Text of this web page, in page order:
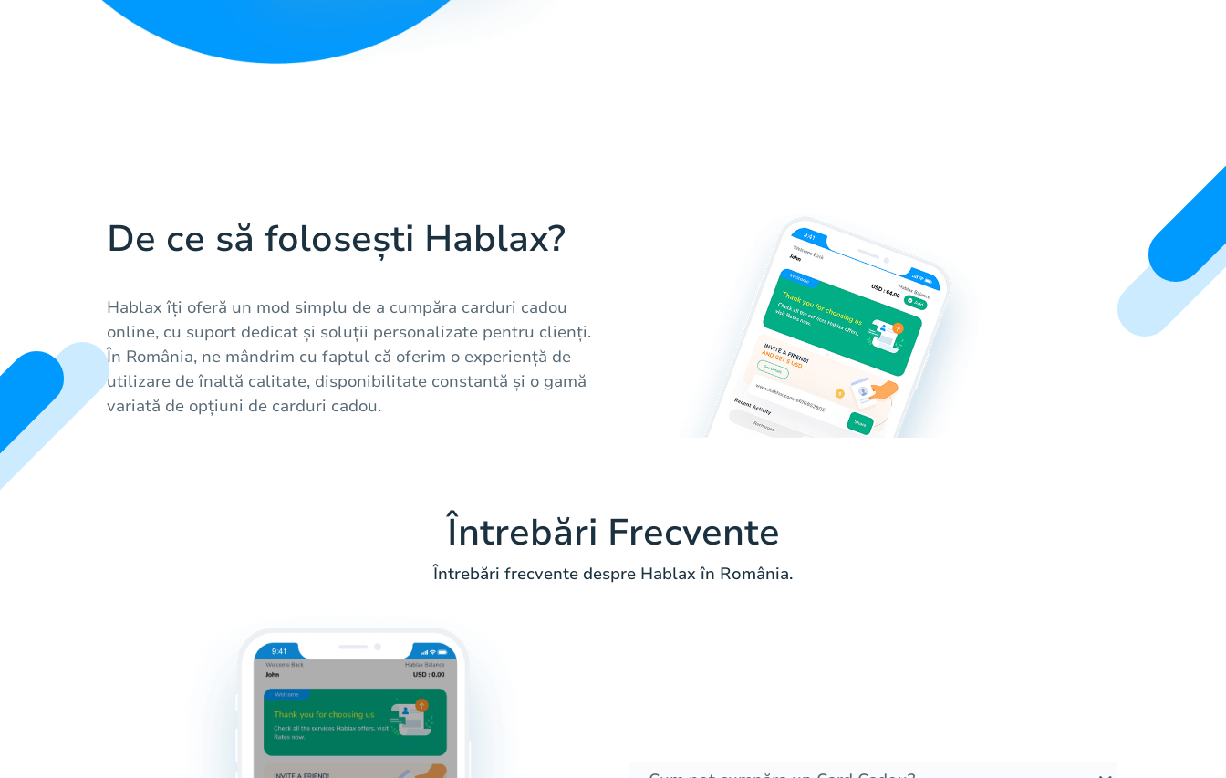
De ce să folosești Hablax?
Hablax îți oferă un mod simplu de a cumpăra carduri cadou
online, cu suport dedicat și soluții personalizate pentru clienți.
În România, ne mândrim cu faptul că oferim o experiență de
utilizare de înaltă calitate, disponibilitate constantă și o gamă
variată de opțiuni de carduri cadou.
Întrebări Frecvente
Întrebări frecvente despre Hablax în România.